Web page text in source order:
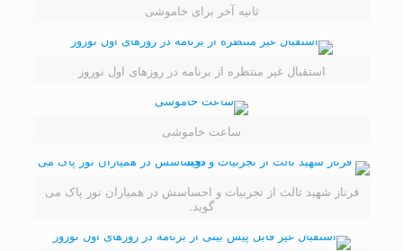
ثانیه آخر برای خاموشی
استقبال غیر منتظره از برنامه در روزهای اول نوروز
ساعت خاموشی
فرناز شهید ثالث از تجربیات و احساسش در همیاران نور پاک می
گوید.